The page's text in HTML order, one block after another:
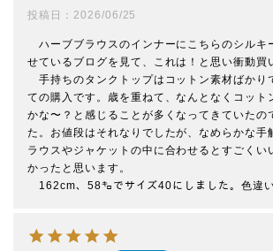
投稿日 2026/06/25
ハーブブラウスのインナーにこちらのシルキ
せているブログを見て、これは！と思い衝動買
手持ちのタンクトップはコットン素材ばかり
ての購入です。歳を重ねて、なんとなくコット
かな〜？と感じることが多くなってきていたの
た。お値段はそれなりでしたが、なめらかな手
ラウスやジャケットの中に合わせるとすごくい
かったと思います。
162cm、58㌔でサイズ40にしました。色違い